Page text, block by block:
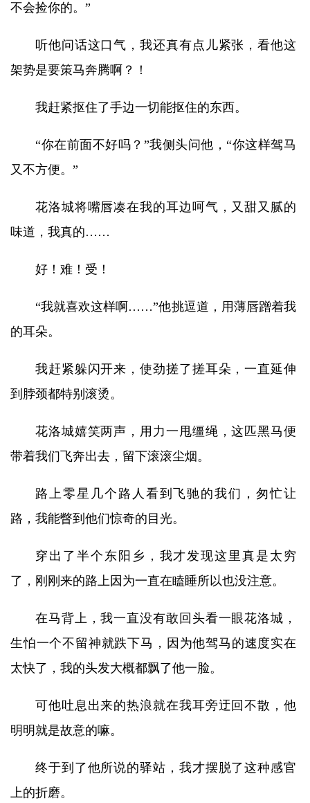
不会捡你的。”
听他问话这口气，我还真有点儿紧张，看他这
架势是要策马奔腾啊？！
我赶紧抠住了手边一切能抠住的东西。
“你在前面不好吗？”我侧头问他，“你这样驾马
又不方便。”
花洛城将嘴唇凑在我的耳边呵气，又甜又腻的
味道，我真的……
好！难！受！
“我就喜欢这样啊……”他挑逗道，用薄唇蹭着我
的耳朵。
我赶紧躲闪开来，使劲搓了搓耳朵，一直延伸
到脖颈都特别滚烫。
花洛城嬉笑两声，用力一甩缰绳，这匹黑马便
带着我们飞奔出去，留下滚滚尘烟。
路上零星几个路人看到飞驰的我们，匆忙让
路，我能瞥到他们惊奇的目光。
穿出了半个东阳乡，我才发现这里真是太穷
了，刚刚来的路上因为一直在瞌睡所以也没注意。
在马背上，我一直没有敢回头看一眼花洛城，
生怕一个不留神就跌下马，因为他驾马的速度实在
太快了，我的头发大概都飘了他一脸。
可他吐息出来的热浪就在我耳旁迂回不散，他
明明就是故意的嘛。
终于到了他所说的驿站，我才摆脱了这种感官
上的折磨。